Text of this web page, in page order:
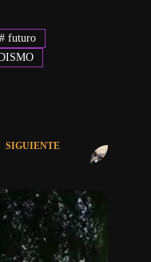
# futuro
SIGUIENTE